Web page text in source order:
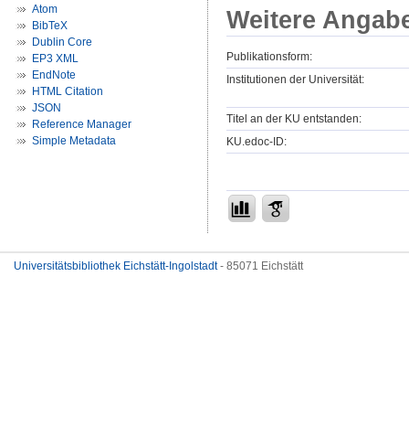
Atom
BibTeX
Dublin Core
EP3 XML
EndNote
HTML Citation
JSON
Reference Manager
Simple Metadata
Weitere
Publikationsform:
Institutionen der Universität:
Titel an der KU entstanden:
KU.edoc-ID:
Universitätsbibliothek Eichstätt-Ingolstadt- 85071 Eichstätt